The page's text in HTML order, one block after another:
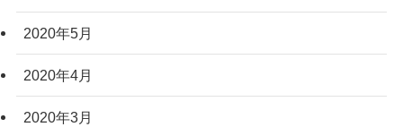
2020年5月
2020年4月
2020年3月